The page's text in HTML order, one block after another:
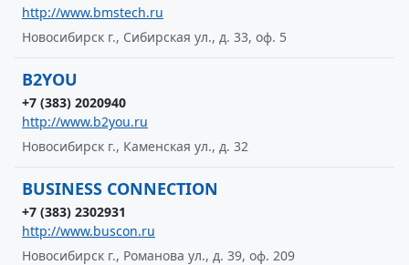
http://www.bmstech.ru
Новосибирск г., Сибирская ул., д. 33, оф. 5
B2YOU
+7 (383) 2020940
http://www.b2you.ru
Новосибирск г., Каменская ул., д. 32
BUSINESS CONNECTION
+7 (383) 2302931
http://www.buscon.ru
Новосибирск г., Романова ул., д. 39, оф. 209